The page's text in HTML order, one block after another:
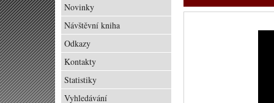
Novinky
Návštěvní kniha
Odkazy
Kontakty
Statistiky
Vyhledávání